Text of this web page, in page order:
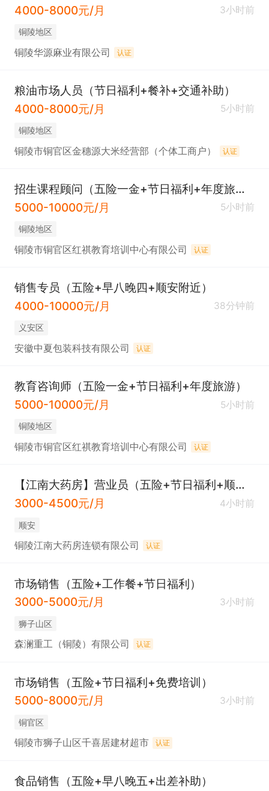
4000-8000元/月 3小时前
铜陵地区
铜陵华源麻业有限公司 认证
粮油市场人员（节日福利+餐补+交通补助）
4000-8000元/月
5小时前
铜陵地区
铜陵市铜官区金穗源大米经营部（个体工商户） 认证
招生课程顾问（五险一金+节日福利+年度旅游）
5000-10000元/月
5小时前
铜陵地区
铜陵市铜官区红祺教育培训中心有限公司 认证
销售专员（五险+早八晚四+顺安附近）
4000-10000元/月
38分钟前
义安区
安徽中夏包装科技有限公司 认证
教育咨询师（五险一金+节日福利+年度旅游）
5000-10000元/月
5小时前
铜陵地区
铜陵市铜官区红祺教育培训中心有限公司 认证
【江南大药房】营业员（五险+节日福利+顺安镇）
3000-4500元/月
4小时前
顺安
铜陵江南大药房连锁有限公司 认证
市场销售（五险+工作餐+节日福利）
3000-5000元/月
3小时前
狮子山区
森澜重工（铜陵）有限公司 认证
市场销售（五险+节日福利+免费培训）
5000-8000元/月
3小时前
铜官区
铜陵市狮子山区千喜居建材超市 认证
食品销售（五险+早八晚五+出差补助）